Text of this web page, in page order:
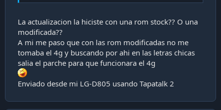
La actualizacion la hiciste con una rom stock?? O una
modificada??
A mi me paso que con las rom modificadas no me
tomaba el 4g y buscando por ahi en las letras chicas
salia el parche para que funcionara el 4g
Enviado desde mi LG-D805 usando Tapatalk 2